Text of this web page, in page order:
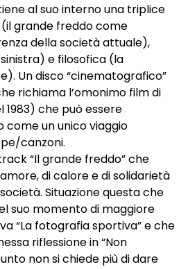
al suo interno una triplice
grande freddo come
della società attuale),
e filosofica (la
Un disco “cinematografico”
richiama l’omonimo film di
1983) che può essere
un unico viaggio
canzoni.
“Il grande freddo” che
di calore e di solidarietà
Situazione questa che
suo momento di maggiore
“La fotografia sportiva” e che
riflessione in “Non
non si chiede più di dare